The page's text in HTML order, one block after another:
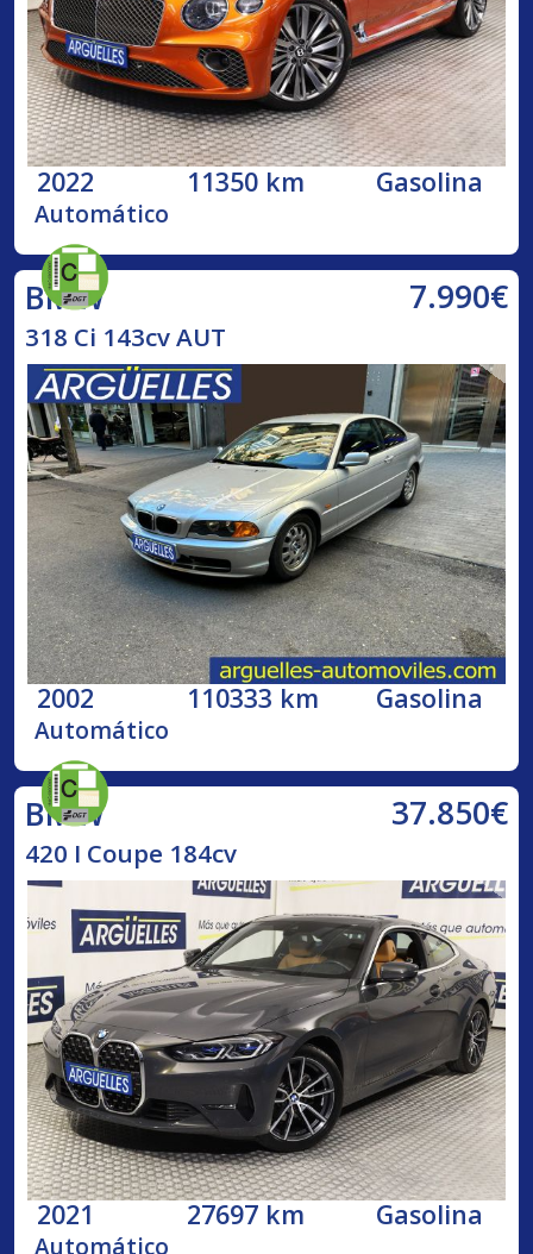
2022 11350 km Gasolina
Automático
BMW 7.990€
318 Ci 143cv AUT
2002 110333 km Gasolina
Automático
BMW 37.850€
420 I Coupe 184cv
2021 27697 km Gasolina
Automático